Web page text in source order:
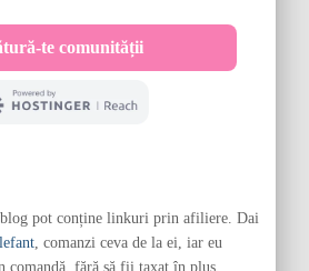
blog pot conține linkuri prin afiliere. Dai
, comanzi ceva de la ei, iar eu
comandă, fără să fii taxat în plus.